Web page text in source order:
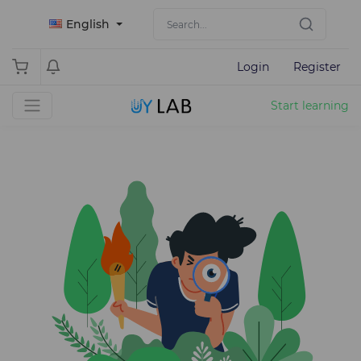
English
Login Register
Start learning